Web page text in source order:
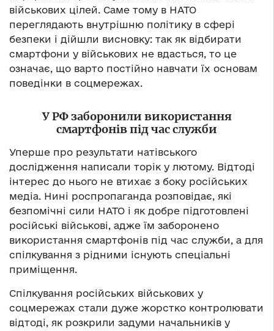
військових цілей. Саме тому в НАТО
переглядають внутрішню політику в сфері
безпеки і дійшли висновку: так як відбирати
смартфони у військових не вдасться, то це
означає, що варто постійно навчати їх основам
поведінки в соцмережах.
У РФ заборонили використання
смартфонів під час служби
Уперше про результати натівського
дослідження написали торік у лютому. Відтоді
інтерес до нього не втихає з боку російських
медіа. Нині роспропаганда розповідає, які
безпомічні сили НАТО і як добре підготовлені
російські військові, адже їм заборонено
використання смартфонів під час служби, а для
спілкування з рідними існують спеціальні
приміщення.
Спілкування російських військових у
соцмережах стали дуже жорстко контролювати
відтоді, як розкрили задуми начальників у